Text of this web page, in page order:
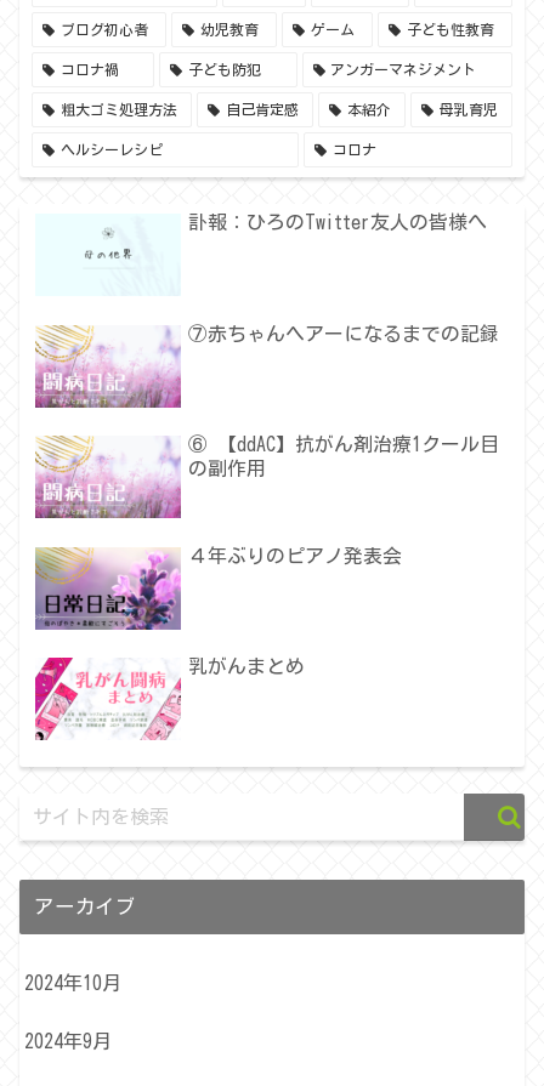
ブログ初心者 幼児教育 ゲーム 子ども性教育
コロナ禍 子ども防犯 アンガーマネジメント
粗大ゴミ処理方法 自己肯定感 本紹介 母乳育児
ヘルシーレシピ コロナ
訃報：ひろのTwitter友人の皆様へ
⑦赤ちゃんヘアーになるまでの記録
⑥ 【ddAC】抗がん剤治療1クール目
の副作用
４年ぶりのピアノ発表会
乳がんまとめ
アーカイブ
2024年10月
2024年9月